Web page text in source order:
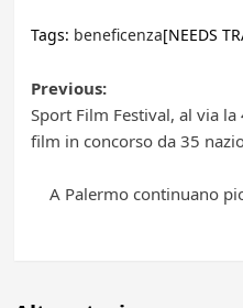
Tags: beneficenza[NEEDS
Post
navigation
Previous:
Sport Film Festival, al via
film in concorso da 35
A Palermo continuano